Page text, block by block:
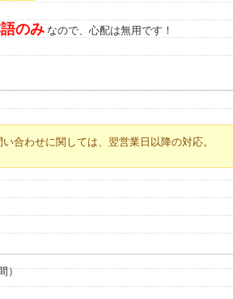
のみ なので、心配は無用です！
合わせに関しては、翌営業日以降の対応。
）